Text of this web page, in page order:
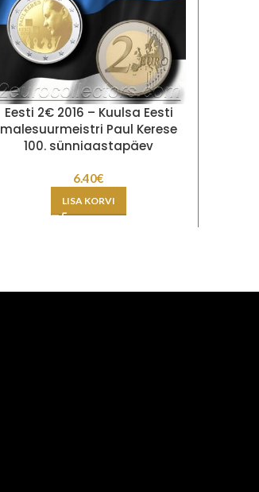
Eesti 2€ 2016 – Kuulsa Eesti
malesuurmeistri Paul Kerese
100. sünniaastapäev
6.40€
LISA KORVI